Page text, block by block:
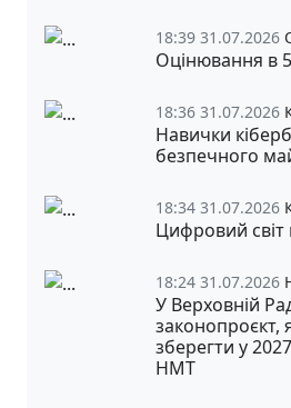
18:39 31.07.2026
Оцінювання в
18:36 31.07.2026
Навички
безпечного
18:34 31.07.2026
Цифровий світ
18:24 31.07.2026
У Верховній
законопроєкт,
зберегти у
НМТ